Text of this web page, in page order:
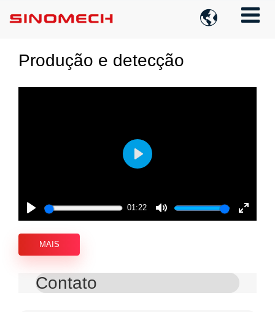

Produção e detecção
Play
01:22
Mute
Enter
Play
MAIS
Contato